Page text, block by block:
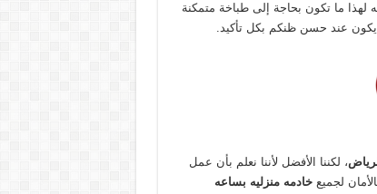
لهذا ما تكون بحاجة إلى طباخة متمكنة
عند حسن ظنكم بكل تأكيد.
، لكننا الأفضل لأننا نعلم بأن عمل
لجميعخادمه منزليه بساعه